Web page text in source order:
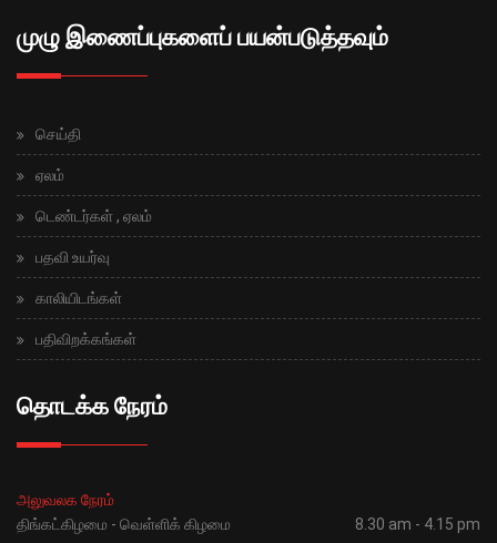
முழு இணைப்புகளைப் பயன்படுத்தவும்
செய்தி
ஏலம்
டெண்டர்கள் , ஏலம்
பதவி உயர்வு
காலியிடங்கள்
பதிவிறக்கங்கள்
தொடக்க நேரம்
அலுவலக நேரம்
திங்கட்கிழமை - வெள்ளிக் கிழமை
8.30 am - 4.15 pm